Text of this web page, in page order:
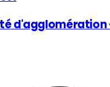
d'agglomération